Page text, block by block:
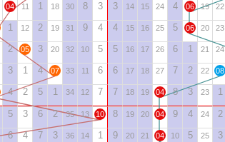
04 11 1 18 30 8 3 3 14 15 24 4 06 19 22
1 12 2 19 31 9 4 4 15 16 25 5 06 20 23
2 05 3 20 32 10 5 5 16 17 26 6 1 21 24
3 1 4 07 33 11 6 6 17 18 27 7 2 22 08
4 2 5 1 34 12 7 7 18 19 04 8 3 23 1
5 3 6 2 35 13 10 8 19 20 04 9 4 24 2
6 4 7 3 36 14 1 9 20 21 04 10 5 25 3